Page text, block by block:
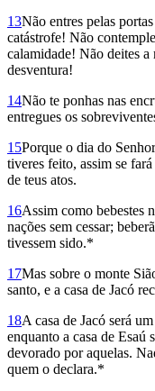
13Não entres pelas
catástrofe! Não
calamidade! Não deites a
desventura!
14Não te ponhas nas
entregues os
15Porque o dia do
tiveres feito, assim se
de teus atos.
16Assim como bebestes
nações sem cessar;
tivessem sido.*
17Mas sobre o monte
santo, e a casa de Jacó
18A casa de Jacó será
enquanto a casa de Esaú
devorado por aquelas.
quem o declara.*